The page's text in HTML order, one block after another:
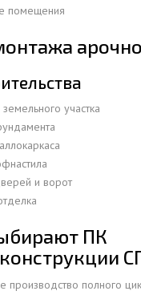
помещения
участка
и ворот
ПК
производство полного